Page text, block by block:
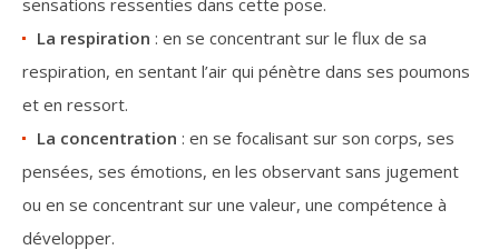
La respiration : en se concentrant sur le flux de sa
respiration, en sentant l’air qui pénètre dans ses poumons
et en ressort.
La concentration : en se focalisant sur son corps, ses
pensées, ses émotions, en les observant sans jugement
ou en se concentrant sur une valeur, une compétence à
développer.